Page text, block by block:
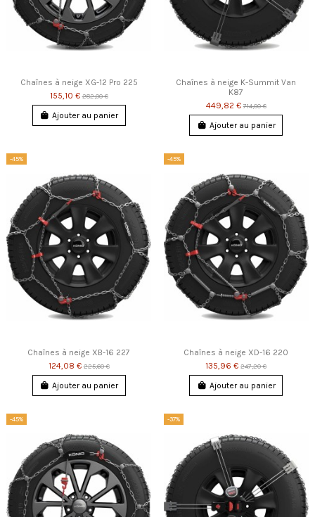
Chaînes à neige XG-12 Pro 225
155,10 €282,00 €
Ajouter au panier
Chaînes à neige K-Summit Van
K87
449,82 €714,00 €
Ajouter au panier
-45%
Chaînes à neige XB-16 227
124,08 €225,60 €
Ajouter au panier
-45%
Chaînes à neige XD-16 220
135,96 €247,20 €
Ajouter au panier
-45% -37%